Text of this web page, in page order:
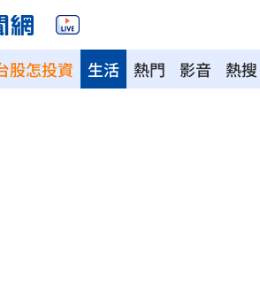
股怎投資 熱門 影音 熱搜
生活